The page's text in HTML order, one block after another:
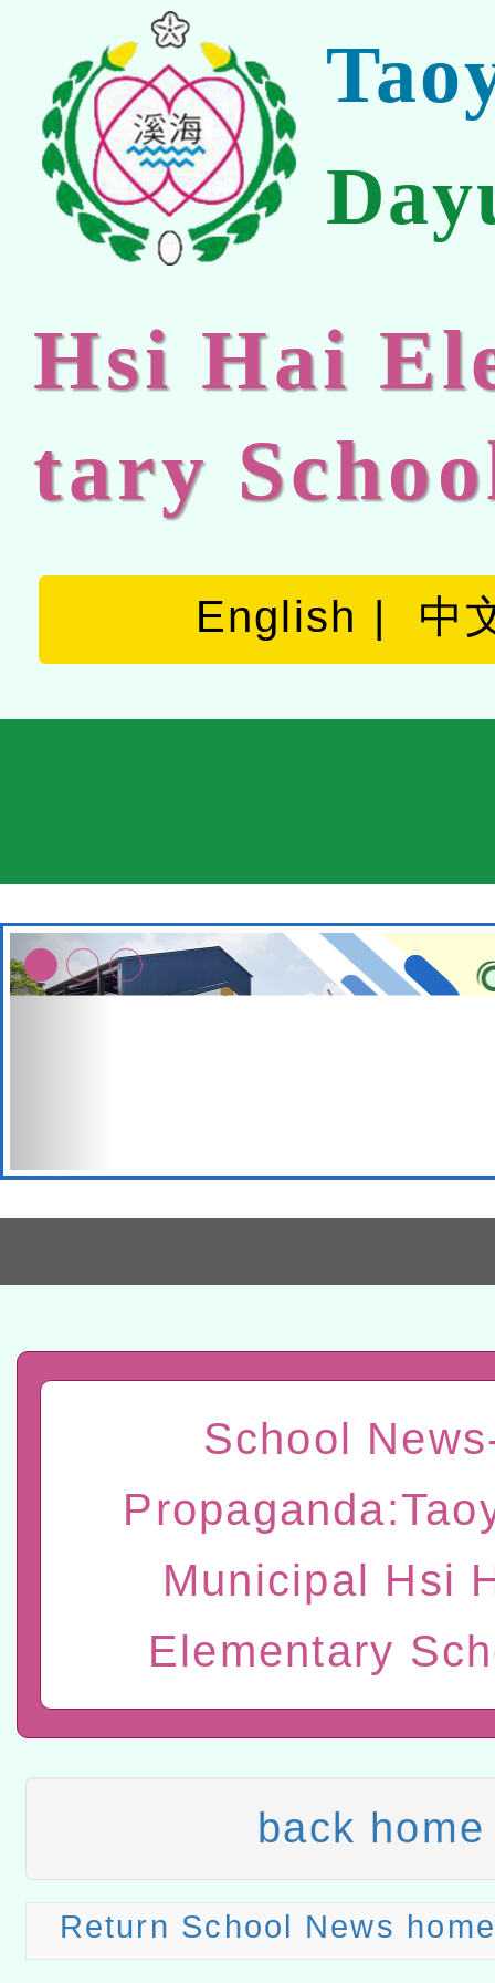
Hsi Hai
tary
English 中
結果公告(無人報名，續辦
適應運動共學行動站研習
讀推動專業研習
科技賦能─人工智慧(AI)工
A3數位素養講師名單
「數位內容與教學軟體線
有關大陸委員會函釋公務
赴陸應申請許可一案
轉知經濟部水利署委託財
研究院辦理「115年表揚
115年8月22日(星期六)辦
本校115學年度第2次代理
結果公告(無人報名，續辦
適應運動共學行動站研習
本館辦理115年度閱讀磐
School
Municipal Hsi
Elementary
back home
Return School News